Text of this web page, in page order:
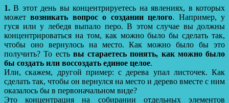
1. В этот день вы концентрируетесь на явлениях, в которых
можетвозникать вопрос о создании целого. Например, у
гуся или у лебедя выпало перо. В этом случае вы должны
концентрироваться на том, как можно было бы сделать так,
чтобы оно вернулось на место. Как можно было бы это
получить? То естьвы стараетесь понять, как можно было
бы создать или воссоздать единое целое.
Или, скажем, другой пример: с дерева упал листочек. Как
сделать так, чтобы он вернулся на место и дерево вместе с ним
оказалось бы в первоначальном виде?
Это концентрация на собирании отдельных элементов